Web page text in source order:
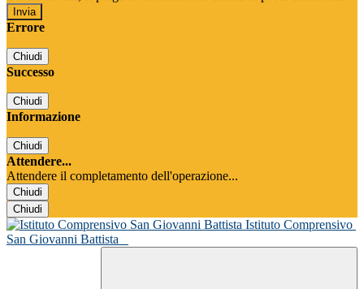
Errore
Chiudi
Successo
Chiudi
Informazione
Chiudi
Attendere...
Attendere il completamento dell'operazione...
Chiudi
Chiudi
Istituto Comprensivo
San Giovanni Battista